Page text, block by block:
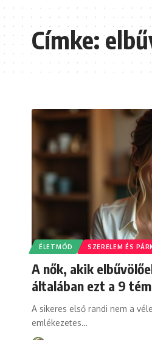
Címke:
ÉLETMÓD SZERELEM ÉS
A nők, akik
általában ezt a 9
A sikeres első randi nem a
emlékezetes…